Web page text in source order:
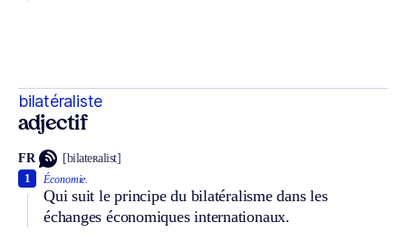
bilatéraliste
adjectif
FR [bilateʀalist]
Économie.
Qui suit le principe du bilatéralisme dans les
échanges économiques internationaux.
1